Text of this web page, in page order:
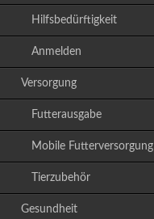
Hilfsbedürftigkeit
Anmelden
Versorgung
Futterausgabe
Mobile Futterversorgung
Tierzubehör
Gesundheit